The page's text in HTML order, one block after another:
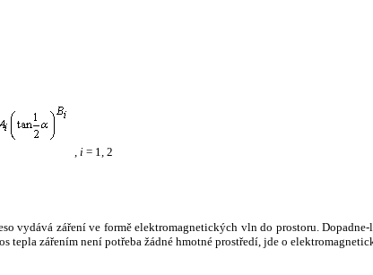
, i = 1, 2
vydává záření ve formě elektromagnetických vln do prostoru.
tepla zářením není potřeba žádné hmotné prostředí, jde o